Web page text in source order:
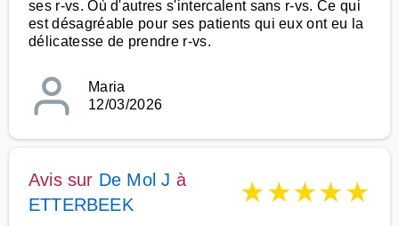
ses r-vs. Où d'autres s'intercalent sans r-vs. Ce qui
est désagréable pour ses patients qui eux ont eu la
délicatesse de prendre r-vs.
Maria
12/03/2026
Avis sur De Mol J à
ETTERBEEK
★★★★★